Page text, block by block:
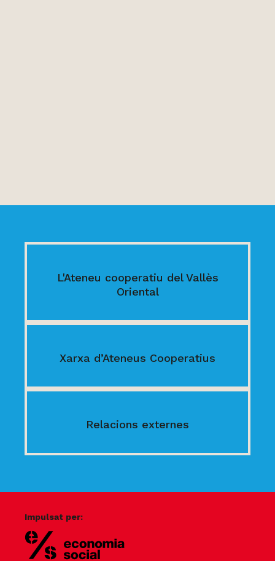
L'Ateneu cooperatiu del Vallès
Oriental
Xarxa d’Ateneus Cooperatius
Relacions externes
Impulsat per: